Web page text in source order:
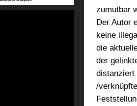
zumutbar
Der Autor
keine
die
der
distanziert
/